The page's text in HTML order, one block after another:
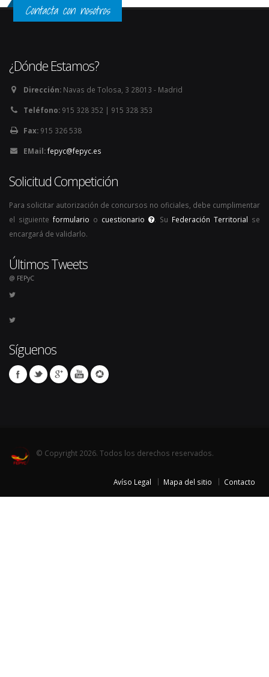
Contacta con nosotros
¿Dónde Estamos?
Dirección: Navas de Tolosa, 3 28013 - Madrid
Teléfono: 915 328 352 | 915 328 353
Fax: 915 326 538
EMail:fepyc@fepyc.es
Solicitud Competición
Para solicitar autorización de concursos no oficiales, debe cumplimentar
el siguiente formulario o cuestionario . Su Federación Territorial se
encargará de validarlo.
Últimos Tweets
@ FEPyC
Síguenos
© Copyright 2026. Todos los derechos reservados.
Avíso Legal Mapa del sitio Contacto